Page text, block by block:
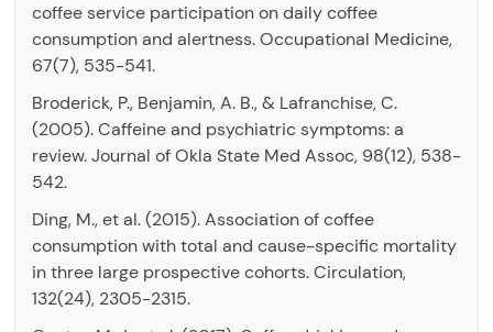
coffee service participation on daily coffee
consumption and alertness. Occupational Medicine,
67(7), 535-541.
Broderick, P., Benjamin, A. B., & Lafranchise, C.
(2005). Caffeine and psychiatric symptoms: a
review. Journal of Okla State Med Assoc, 98(12), 538-
542.
Ding, M., et al. (2015). Association of coffee
consumption with total and cause-specific mortality
in three large prospective cohorts. Circulation,
132(24), 2305-2315.